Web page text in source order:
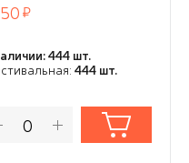
444 шт.
444 шт.